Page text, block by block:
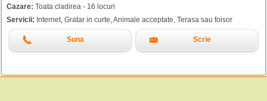
Cazare: Toata cladirea - 16 locuri
Servicii: Internet, Gratar in curte, Animale acceptate, Terasa sau foisor
Suna Scrie